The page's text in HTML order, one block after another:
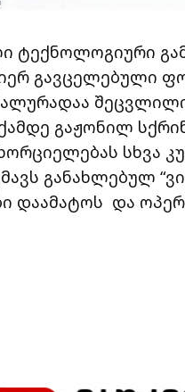
ტექნოლოგიური
გავცელებული
გაჟონილ
სხვა
განახლებულ
დაამატოს და